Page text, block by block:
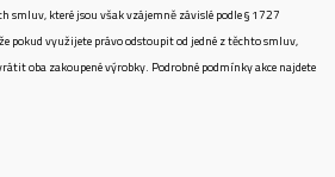
smluv, které jsou však vzájemně závislé podle § 1727
pokud využijete právo odstoupit od jedné z těchto smluv,
oba zakoupené výrobky. Podrobné podmínky akce najdete